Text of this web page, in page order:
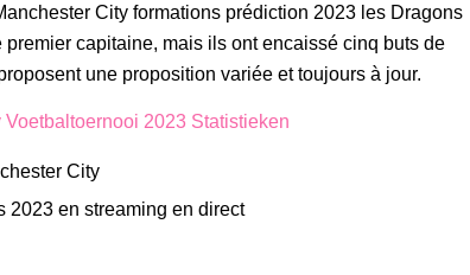
City formations prédiction 2023 les Dragons
premier capitaine, mais ils ont encaissé cinq buts de
une proposition variée et toujours à jour.
2023 Statistieken
City
2023 en streaming en direct